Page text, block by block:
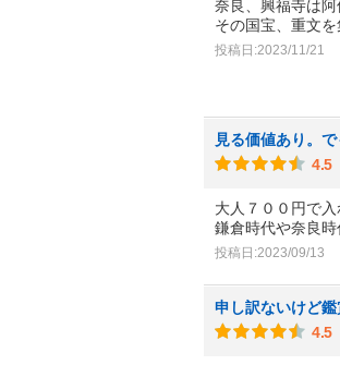
奈良、興福寺は
その国宝、重文
投稿日:2023/11/21
見る価値あり。
4.5
大人７００円で
鎌倉時代や奈良
投稿日:2023/09/13
申し訳ないけど鑑
4.5